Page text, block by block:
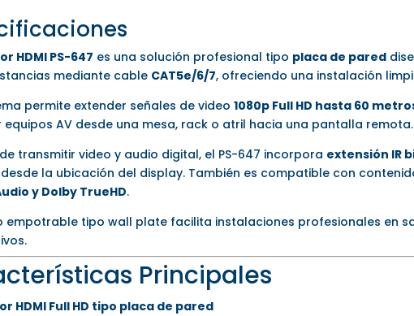
HDMI PS-647 es una solución profesional tipo placa de pared
mediante cable CAT5e/6/7, ofreciendo una instalación
permite extender señales de video1080p Full HD hasta 60
AV desde una mesa, rack o atril hacia una pantalla remota.
transmitir video y audio digital, el PS-647 incorpora extensión IR
la ubicación del display. También es compatible con
y Dolby TrueHD.
empotrable tipo wall plate facilita instalaciones profesionales en
Principales
HDMI Full HD tipo placa de pared